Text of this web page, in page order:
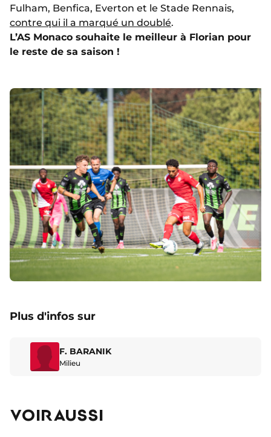
Fulham, Benfica, Everton et le Stade Rennais,
contre qui il a marqué un doublé.
L’AS Monaco souhaite le meilleur à Florian pour
le reste de sa saison !
Plus d'infos sur
F. BARANIK
Milieu
VOIR AUSSI